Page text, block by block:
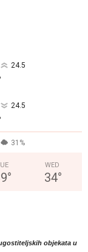
24.5
24.5
31%
°
WED
34°
objekata u